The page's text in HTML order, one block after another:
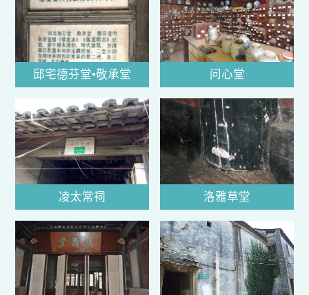
邱宅德芬堂•敬承堂 问心堂
凌太常祠 洛雅草堂